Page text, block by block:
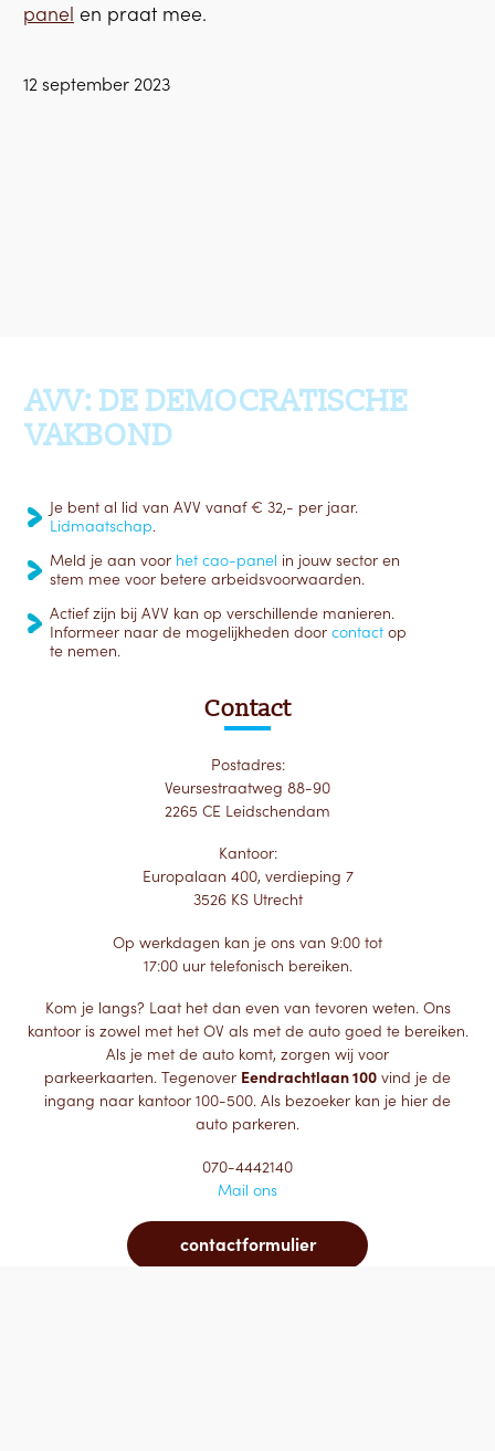
panel en praat mee.
12 september 2023
AVV: DE DEMOCRATISCHE
VAKBOND
Je bent al lid van AVV vanaf € 32,- per jaar.
Lidmaatschap.
Meld je aan voor het cao-panel in jouw sector en
stem mee voor betere arbeidsvoorwaarden.
Actief zijn bij AVV kan op verschillende manieren.
Informeer naar de mogelijkheden door contact op
te nemen.
Contact
Postadres:
Veursestraatweg 88-90
2265 CE Leidschendam
Kantoor:
Europalaan 400, verdieping 7
3526 KS Utrecht
Op werkdagen kan je ons van 9:00 tot
17:00 uur telefonisch bereiken.
Kom je langs? Laat het dan even van tevoren weten. Ons
kantoor is zowel met het OV als met de auto goed te bereiken.
Als je met de auto komt, zorgen wij voor
parkeerkaarten. Tegenover Eendrachtlaan 100 vind je de
ingang naar kantoor 100-500. Als bezoeker kan je hier de
auto parkeren.
070-4442140
Mail ons
contactformulier